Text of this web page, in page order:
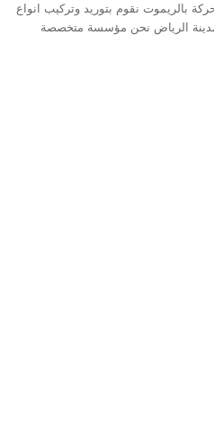
بالريموت نقوم بتوريد وتركيب انواع
الرياض نحن مؤسسة متخصصة